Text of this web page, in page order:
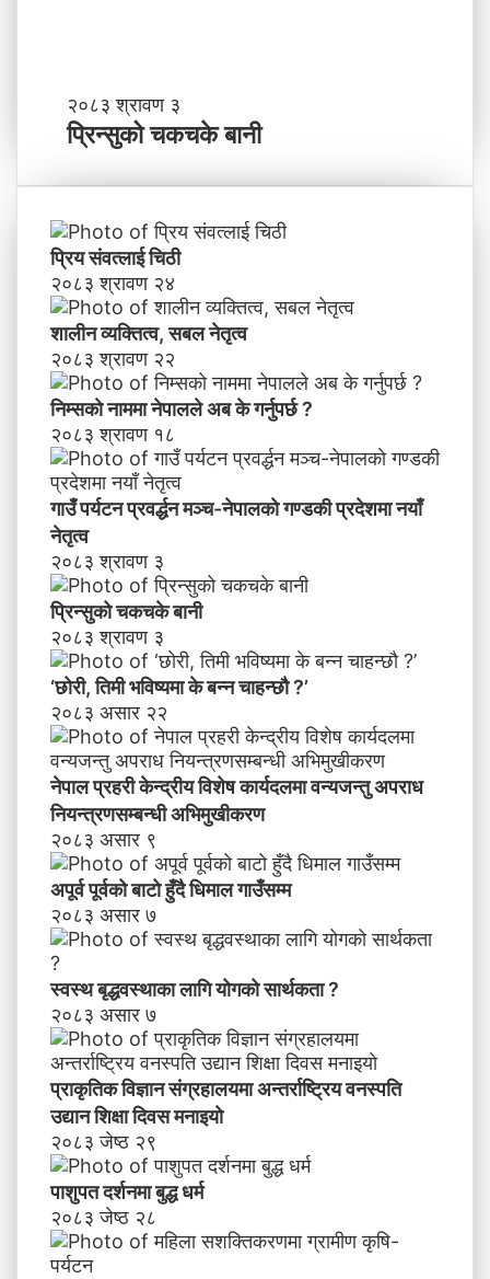
ने
पा
काे
ण्ड
की
प्र
दे
श
मा
न
याँ
ने
तृ
त्व
प्रि
न्सु
को
च
के
बा
नी
२०८३ श्रावण ३
प्रिन्सुको चकचके बानी
प्रिय संवत्लाई चिठी
२०८३ श्रावण २४
शालीन व्यक्तित्व, सबल नेतृत्व
२०८३ श्रावण २२
निम्सकाे नाममा नेपालले अब के गर्नुपर्छ ?
२०८३ श्रावण १८
गाउँ पर्यटन प्रवर्द्धन मञ्च-नेपालकाे गण्डकी प्रदेशमा नयाँ
नेतृत्व
२०८३ श्रावण ३
प्रिन्सुको चकचके बानी
२०८३ श्रावण ३
‘छोरी, तिमी भविष्यमा के बन्न चाहन्छौ ?’
२०८३ असार २२
नेपाल प्रहरी केन्द्रीय विशेष कार्यदलमा वन्यजन्तु अपराध
नियन्त्रणसम्बन्धी अभिमुखीकरण
२०८३ असार ९
अपूर्व पूर्वको बाटो हुँदै धिमाल गाउँसम्म
२०८३ असार ७
स्वस्थ बृद्धवस्थाका लागि योगको सार्थकता ?
२०८३ असार ७
प्राकृतिक विज्ञान संग्रहालयमा अन्तर्राष्ट्रिय वनस्पति
उद्यान शिक्षा दिवस मनाइयाे
२०८३ जेष्ठ २९
पाशुपत दर्शनमा बुद्ध धर्म​
२०८३ जेष्ठ २८